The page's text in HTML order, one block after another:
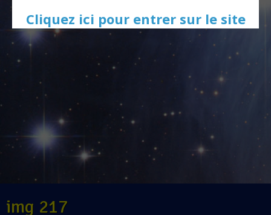
img 217
Cliquez ici pour entrer sur le site